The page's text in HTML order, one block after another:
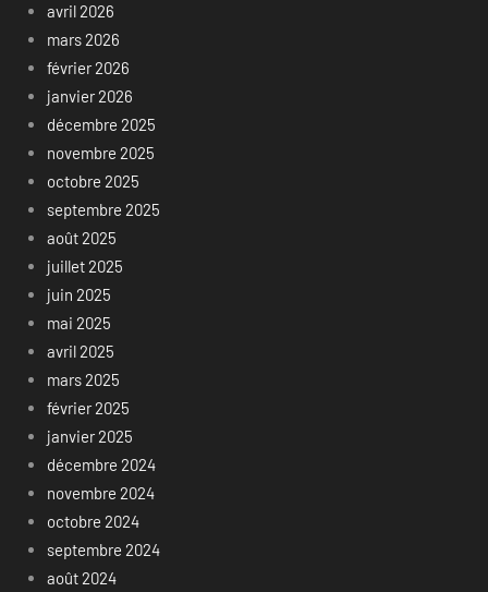
avril 2026
mars 2026
février 2026
janvier 2026
décembre 2025
novembre 2025
octobre 2025
septembre 2025
août 2025
juillet 2025
juin 2025
mai 2025
avril 2025
mars 2025
février 2025
janvier 2025
décembre 2024
novembre 2024
octobre 2024
septembre 2024
août 2024